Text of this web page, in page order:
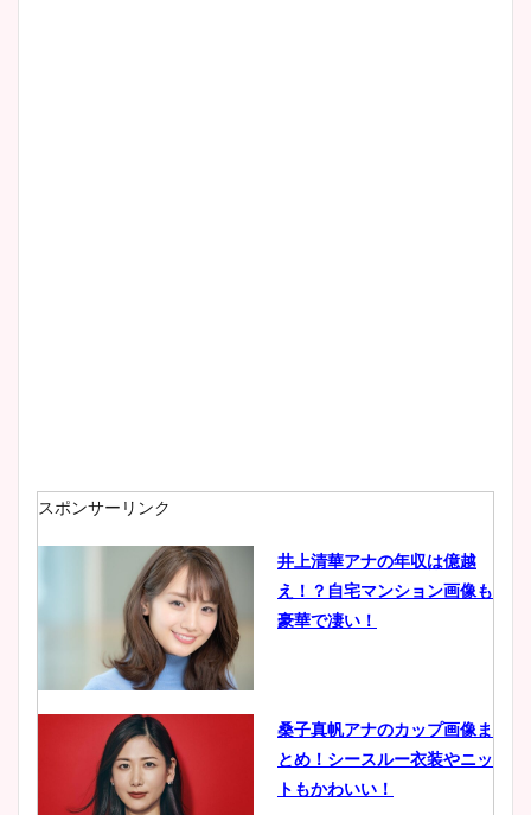
肉も凄い！
鈴木唯の太ってた時の体重が
ヤバすぎww原因や痩せたダ
豊島実季アナのカップ画像ま
とめ！美脚や水着姿に年齢も
スポンサーリンク
井上清華アナの年収は億越
え！？自宅マンション画像も
豪華で凄い！
桑子真帆アナのカップ画像ま
とめ！シースルー衣装やニッ
トもかわいい！